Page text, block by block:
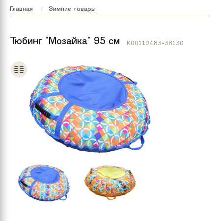
Главная Зимние товары
Тюбинг "Мозайка" 95 см K00119483-38130